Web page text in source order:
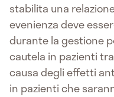
stabilita una
evenienza deve
durante la gestione
cautela in pazienti
causa degli effetti
in pazienti che